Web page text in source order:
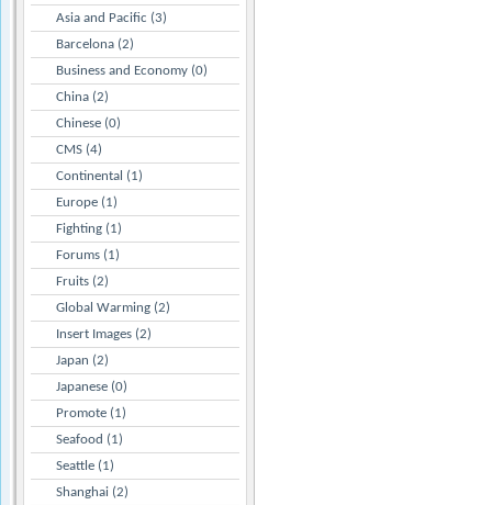
Asia and Pacific (3)
Barcelona (2)
Business and Economy (0)
China (2)
Chinese (0)
CMS (4)
Continental (1)
Europe (1)
Fighting (1)
Forums (1)
Fruits (2)
Global Warming (2)
Insert Images (2)
Japan (2)
Japanese (0)
Promote (1)
Seafood (1)
Seattle (1)
Shanghai (2)